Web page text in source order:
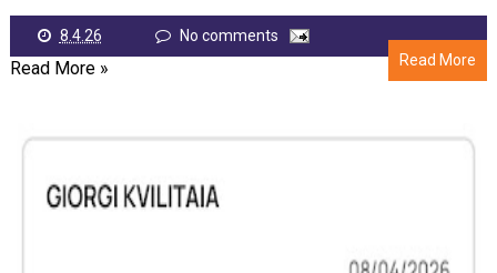
8.4.26
No comments
Read More
Read More »